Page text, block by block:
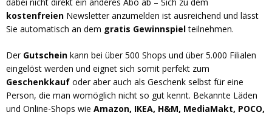
kostenfreien Newsletter anzumelden ist ausreichend und lässt
Sie automatisch an dem gratis Gewinnspielteilnehmen.
Der Gutschein kann bei über 500 Shops und über 5.000 Filialen
eingelöst werden und eignet sich somit perfekt zum
Geschenkkauf oder aber auch als Geschenk selbst für eine
Person, die man womöglich nicht so gut kennt. Bekannte Läden
und Online-Shops wie Amazon, IKEA, H&M, MediaMakt, POCO,